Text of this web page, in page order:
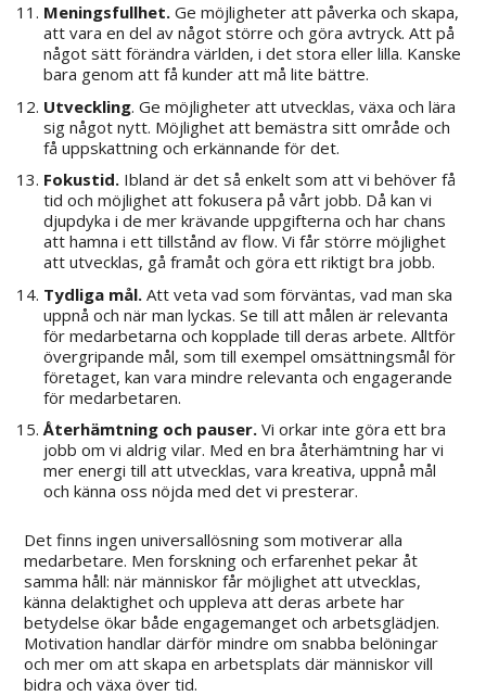
Meningsfullhet.Ge möjligheter att påverka och skapa,
att vara en del av något större och göra avtryck. Att på
något sätt förändra världen, i det stora eller lilla. Kanske
bara genom att få kunder att må lite bättre.
Utveckling. Ge möjligheter att utvecklas, växa och lära
sig något nytt. Möjlighet att bemästra sitt område och
få uppskattning och erkännande för det.
Fokustid.Ibland är det så enkelt som att vi behöver få
tid och möjlighet att fokusera på vårt jobb. Då kan vi
djupdyka i de mer krävande uppgifterna och har chans
att hamna i ett tillstånd av flow. Vi får större möjlighet
att utvecklas, gå framåt och göra ett riktigt bra jobb.
Tydliga mål.Att veta vad som förväntas, vad man ska
uppnå och när man lyckas. Se till att målen är relevanta
för medarbetarna och kopplade till deras arbete. Alltför
övergripande mål, som till exempel omsättningsmål för
företaget, kan vara mindre relevanta och engagerande
för medarbetaren.
Återhämtning och pauser.Vi orkar inte göra ett bra
jobb om vi aldrig vilar. Med en bra återhämtning har vi
mer energi till att utvecklas, vara kreativa, uppnå mål
och känna oss nöjda med det vi presterar.
Det finns ingen universallösning som motiverar alla
medarbetare. Men forskning och erfarenhet pekar åt
samma håll: när människor får möjlighet att utvecklas,
känna delaktighet och uppleva att deras arbete har
betydelse ökar både engagemanget och arbetsglädjen.
Motivation handlar därför mindre om snabba belöningar
och mer om att skapa en arbetsplats där människor vill
bidra och växa över tid.